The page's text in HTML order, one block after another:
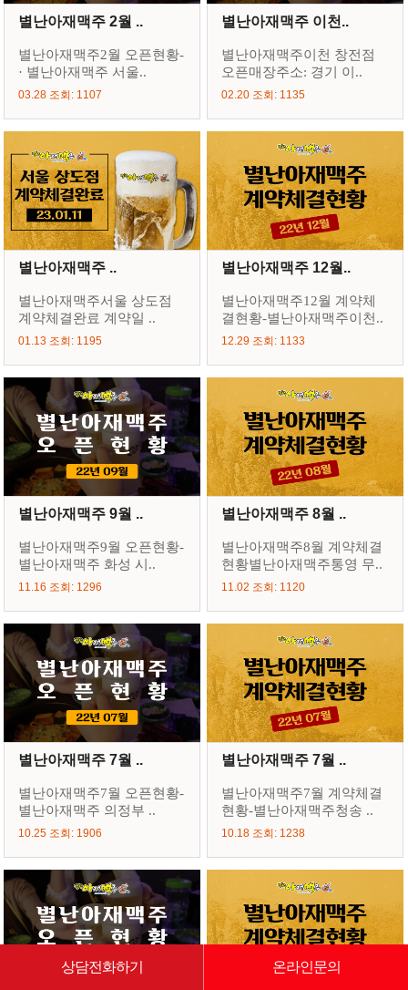
별난아재맥주 2월 ..
별난아재맥주2월 오픈현황-
· 별난아재맥주 서울..
03.28 조회: 1107
별난아재맥주 이천..
별난아재맥주이천 창전점
오픈매장주소: 경기 이..
02.20 조회: 1135
별난아재맥주 ..
별난아재맥주서울 상도점
계약체결완료 계약일 ..
01.13 조회: 1195
별난아재맥주 12월..
별난아재맥주12월 계약체
결현황-별난아재맥주이천..
12.29 조회: 1133
별난아재맥주 9월 ..
별난아재맥주9월 오픈현황-
별난아재맥주 화성 시..
11.16 조회: 1296
별난아재맥주 8월 ..
별난아재맥주8월 계약체결
현황별난아재맥주통영 무..
11.02 조회: 1120
별난아재맥주 7월 ..
별난아재맥주7월 오픈현황-
별난아재맥주 의정부 ..
10.25 조회: 1906
별난아재맥주 7월 ..
별난아재맥주7월 계약체결
현황-별난아재맥주청송 ..
10.18 조회: 1238
상담전화하기 온라인문의